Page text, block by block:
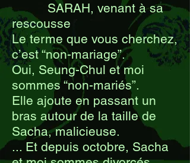
SARAH, venant à sa
rescousse
Le terme que vous cherchez,
c’est “non-mariage”.
Oui, Seung-Chul et moi
sommes “non-mariés”.
Elle ajoute en passant un
bras autour de la taille de
Sacha, malicieuse.
... Et depuis octobre, Sacha